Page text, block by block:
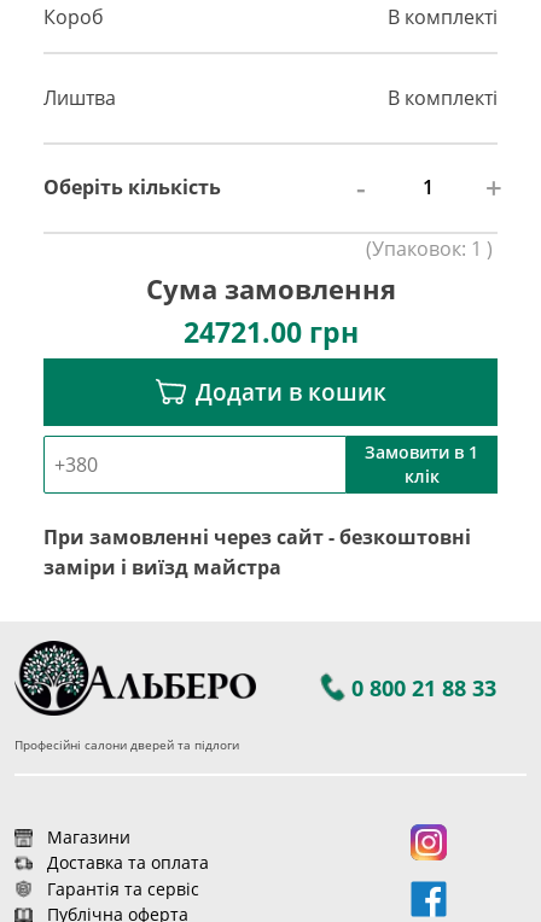
Короб В комплекті
Лиштва В комплекті
Оберіть кількість - +
(Упаковок: 1 )
Сума замовлення
24721.00грн
Додати в кошик
Замовити в 1
клік
При замовленні через сайт - безкоштовні
заміри і виїзд майстра
0 800 21 88 33
Професійні салони дверей та підлоги
Магазини
Доставка та оплата
Гарантія та сервіс
Публічна оферта